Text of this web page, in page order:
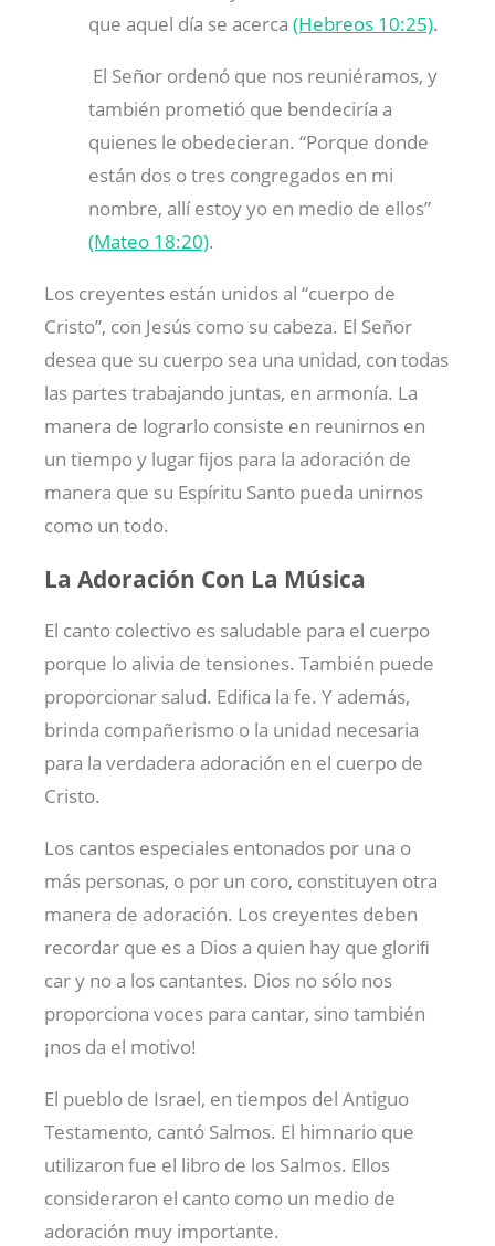
que aquel día se acerca (Hebreos 10:25).
El Señor ordenó que nos reuniéramos, y
también prometió que bendeciría a
quienes le obedecieran. “Porque donde
están dos o tres congregados en mi
nombre, allí estoy yo en medio de ellos”
(Mateo 18:20).
Los creyentes están unidos al “cuerpo de
Cristo”, con Jesús como su cabeza. El Señor
desea que su cuerpo sea una unidad, con todas
las partes trabajando juntas, en armonía. La
manera de lograrlo consiste en reunirnos en
un tiempo y lugar ﬁjos para la adoración de
manera que su Espíritu Santo pueda unirnos
como un todo.
La Adoración Con La Música
El canto colectivo es saludable para el cuerpo
porque lo alivia de tensiones. También puede
proporcionar salud. Ediﬁca la fe. Y además,
brinda compañerismo o la unidad necesaria
para la verdadera adoración en el cuerpo de
Cristo.
Los cantos especiales entonados por una o
más personas, o por un coro, constituyen otra
manera de adoración. Los creyentes deben
recordar que es a Dios a quien hay que gloriﬁ
car y no a los cantantes. Dios no sólo nos
proporciona voces para cantar, sino también
¡nos da el motivo!
El pueblo de Israel, en tiempos del Antiguo
Testamento, cantó Salmos. El himnario que
utilizaron fue el libro de los Salmos. Ellos
consideraron el canto como un medio de
adoración muy importante.